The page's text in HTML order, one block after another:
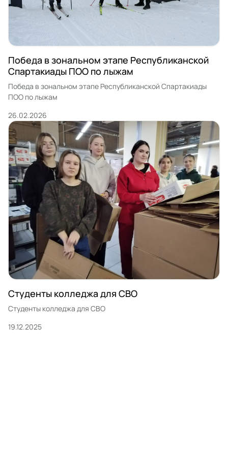
Победа в зональном этапе Республиканской
Спартакиады ПОО по лыжам
Победа в зональном этапе Республиканской Спартакиады
ПОО по лыжам
26.02.2026
Студенты колледжа для СВО
Студенты колледжа для СВО
19.12.2025